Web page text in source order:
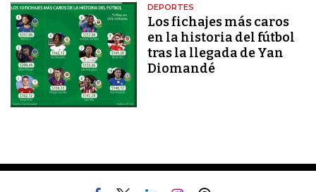
DEPORTES
Los fichajes más caros
en la historia del fútbol
tras la llegada de Yan
Diomandé